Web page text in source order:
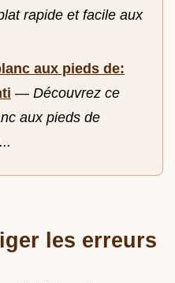
rapide et facile aux
aux pieds de:
— Découvrez ce
aux pieds de
les erreurs